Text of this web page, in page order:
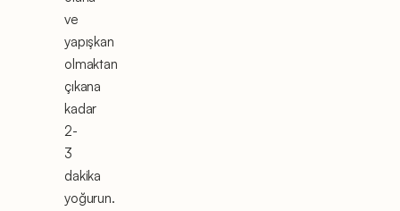
ve
yapışkan
olmaktan
çıkana
kadar
2-
3
dakika
yoğurun.